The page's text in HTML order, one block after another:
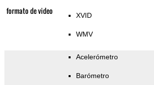
formato de video XVID
WMV
Acelerómetro
Barómetro